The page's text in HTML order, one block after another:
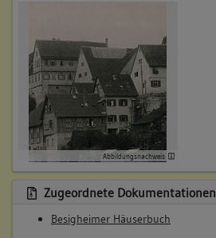
Abbildungsnachweis
Zugeordnete Dokumentationen
Besigheimer Häuserbuch